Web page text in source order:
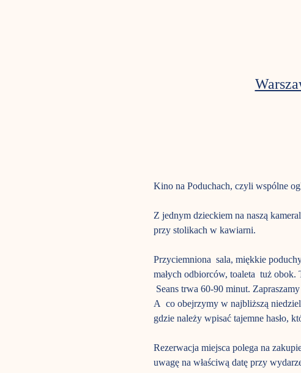
Kino na Poduchach, czyli wspólne
Z jednym dzieckiem na naszą
przy stolikach w kawiarni.
Przyciemniona  sala, miękkie
małych odbiorców, toaleta  tuż
Seans trwa 60-90 minut.
A  co obejrzymy w najbliższą
gdzie należy wpisać tajemne hasło,
Rezerwacja miejsca polega na
uwagę na właściwą datę przy